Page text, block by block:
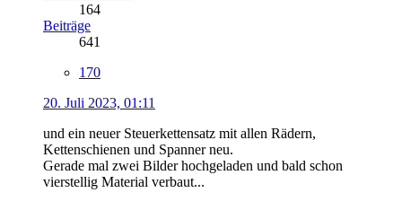
164
Beiträge
641
170
20. Juli 2023, 01:11
und ein neuer Steuerkettensatz mit allen Rädern,
Kettenschienen und Spanner neu.
Gerade mal zwei Bilder hochgeladen und bald schon
vierstellig Material verbaut...